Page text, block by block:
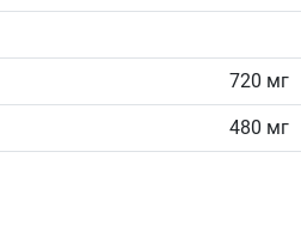
720 мг
480 мг